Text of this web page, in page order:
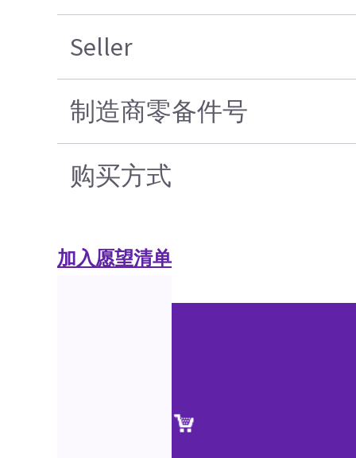
Seller
制造商零备件号
购买方式
加入愿望清单